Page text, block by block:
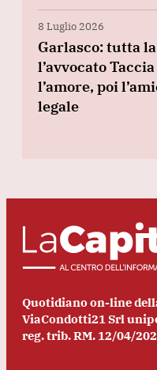
8 Luglio 2026
Garlasco: tutta
l’avvocato
l’amore, poi
legale
Quotidiano on-line
ViaCondotti21 Srl
reg. trib. RM. 12/04/